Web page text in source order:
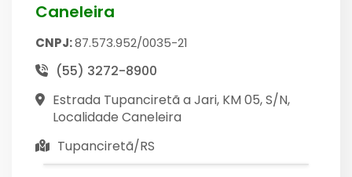
Caneleira
CNPJ:87.573.952/0035-21
(55) 3272-8900
Estrada Tupanciretã a Jari, KM 05, S/N,
Localidade Caneleira
Tupanciretã/RS